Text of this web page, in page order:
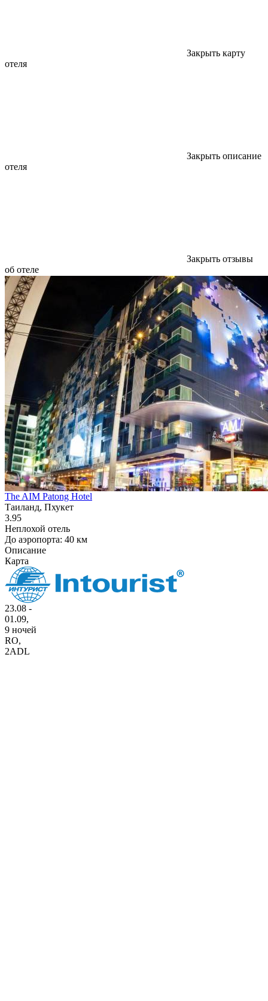
Закрыть карту
отеля
Закрыть описание
отеля
Закрыть отзывы
об отеле
The AIM Patong Hotel
Таиланд, Пхукет
3.95
Неплохой отель
До аэропорта: 40 км
Описание
Карта
23.08 -
01.09,
9 ночей
RO,
2ADL